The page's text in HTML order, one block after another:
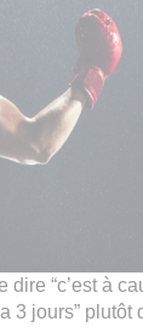
dire “c’est à
3 jours” plutôt